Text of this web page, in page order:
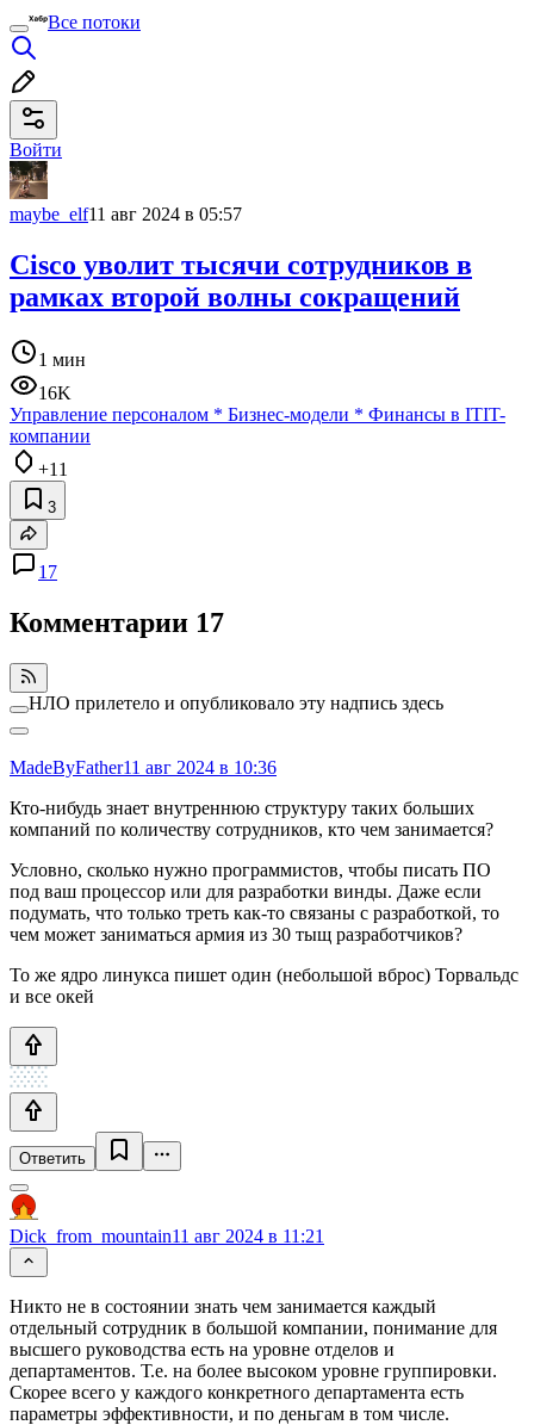
Все потоки
Войти
maybe_elf11 авг 2024 в 05:57
Cisco уволит тысячи сотрудников в
рамках второй волны сокращений
1 мин
16K
Управление персоналом * Бизнес-модели * Финансы в ITIT-
компании
+11
3
17
Комментарии 17
НЛО прилетело и опубликовало эту надпись здесь
MadeByFather11 авг 2024 в 10:36
Кто-нибудь знает внутреннюю структуру таких больших
компаний по количеству сотрудников, кто чем занимается?
Условно, сколько нужно программистов, чтобы писать ПО
под ваш процессор или для разработки винды. Даже если
подумать, что только треть как-то связаны с разработкой, то
чем может заниматься армия из 30 тыщ разработчиков?
То же ядро линукса пишет один (небольшой вброс) Торвальдс
и все окей
Ответить
Dick_from_mountain11 авг 2024 в 11:21
Никто не в состоянии знать чем занимается каждый
отдельный сотрудник в большой компании, понимание для
высшего руководства есть на уровне отделов и
департаментов. Т.е. на более высоком уровне группировки.
Скорее всего у каждого конкретного департамента есть
параметры эффективности, и по деньгам в том числе.